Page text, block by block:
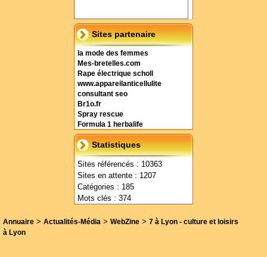
Sites partenaire
la mode des femmes
Mes-bretelles.com
Rape électrique scholl
www.appareilanticellulite
consultant seo
Br1o.fr
Spray rescue
Formula 1 herbalife
Statistiques
Sites référencés : 10363
Sites en attente : 1207
Catégories : 185
Mots clés : 374
Annuaire > Actualités-Média > WebZine > 7 à Lyon - culture et loisirs
à Lyon